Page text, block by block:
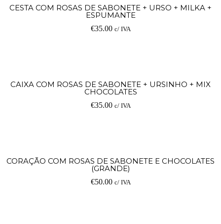
CESTA COM ROSAS DE SABONETE + URSO + MILKA +
ESPUMANTE
€35.00 c/ IVA
CAIXA COM ROSAS DE SABONETE + URSINHO + MIX
CHOCOLATES
€35.00 c/ IVA
CORAÇÃO COM ROSAS DE SABONETE E CHOCOLATES
(GRANDE)
€50.00 c/ IVA